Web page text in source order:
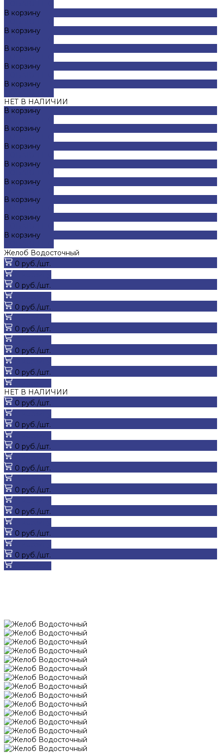
В корзину
В корзину
В корзину
В корзину
В корзину
НЕТ В НАЛИЧИИ
В корзину
В корзину
В корзину
В корзину
В корзину
В корзину
В корзину
В корзину
Желоб Водосточный
0 руб./шт.
0 руб./шт.
0 руб./шт.
0 руб./шт.
0 руб./шт.
0 руб./шт.
НЕТ В НАЛИЧИИ
0 руб./шт.
0 руб./шт.
0 руб./шт.
0 руб./шт.
0 руб./шт.
0 руб./шт.
0 руб./шт.
0 руб./шт.